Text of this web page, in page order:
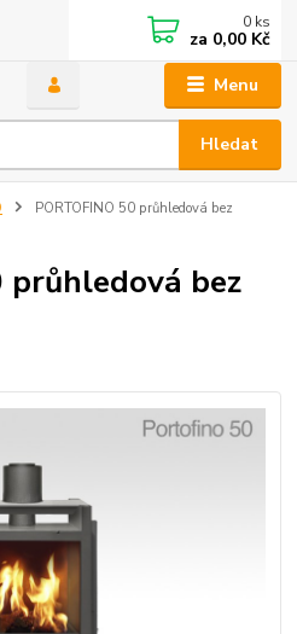
Menu
Hledat
0 ks
za 0,00 Kč
PORTOFINO 50 průhledová bez
průhledová bez